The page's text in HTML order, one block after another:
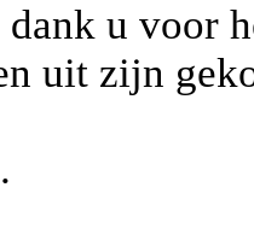
u voor
uit zijn